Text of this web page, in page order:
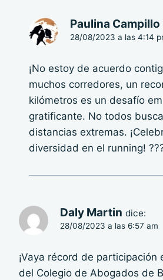
Paulina Campillo
28/08/2023 a las 4:14
¡No estoy de acuerdo
muchos corredores, un
kilómetros es un desafío
gratificante. No todos
distancias extremas.
diversidad en el running!
Daly Martin dice:
28/08/2023 a las 6:57 am
¡Vaya récord de participación
del Colegio de Abogados de